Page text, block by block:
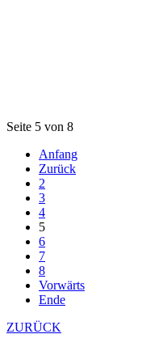
Seite 5 von 8
Anfang
Zurück
2
3
4
5
6
7
8
Vorwärts
Ende
ZURÜCK